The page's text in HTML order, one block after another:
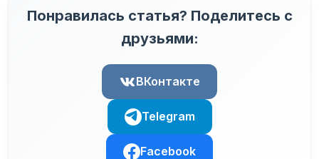
Понравилась статья? Поделитесь с
друзьями:
ВКонтакте
Telegram
Facebook